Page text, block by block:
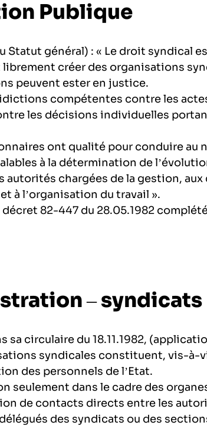
et technologies du numérique
recherche médicale
l’exploitation de la mer
Publique
Statut général) : « Le droit syndical
créer des organisations
peuvent ester en justice.
compétentes contre les
les décisions individuelles
ont qualité pour conduire au
à la détermination de
autorités chargées de la gestion,
à l’organisation du travail ».
82-447 du 28.05.1982
– syndicats
sa circulaire du 18.11.1982,
syndicales constituent, vis-à-
des personnels de l’Etat.
seulement dans le cadre des
de contacts directs entre les
des syndicats ou des